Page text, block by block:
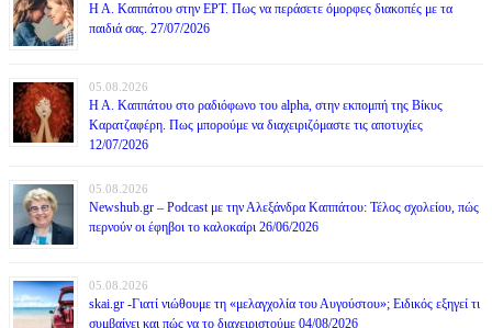
Η Α. Καππάτου στην ΕΡΤ. Πως να περάσετε όμορφες διακοπές με τα
παιδιά σας. 27/07/2026
05.08.2026
Η Α. Καππάτου στο ραδιόφωνο του alpha, στην εκπομπή της Βίκυς
Καρατζαφέρη. Πως μπορούμε να διαχειριζόμαστε τις αποτυχίες
12/07/2026
05.08.2026
Newshub.gr – Podcast με την Αλεξάνδρα Καππάτου: Τέλος σχολείου, πώς
περνούν οι έφηβοι το καλοκαίρι 26/06/2026
05.08.2026
skai.gr -Γιατί νιώθουμε τη «μελαγχολία του Αυγούστου»; Ειδικός εξηγεί τι
συμβαίνει και πώς να το διαχειριστούμε 04/08/2026